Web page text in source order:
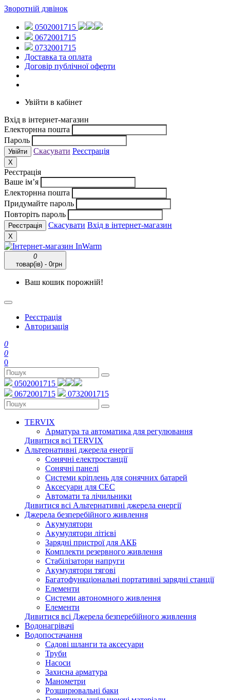
Зворотній дзвінок
0502001715
0672001715
0732001715
Доставка та оплата
Договір публічної оферти
Увійти в кабінет
Вхід в інтернет-магазин
Електорнна пошта
Пароль
Скасувати Реєстрація
X
Реєстрація
Ваше ім’я
Електорнна пошта
Придумайте пароль
Повторіть пароль
Скасувати Вхід в інтернет-магазин
X
0
товар(ів) - 0грн
Ваш кошик порожній!
Реєстрація
Авторизація
0
0
0
0502001715
0672001715
0732001715
TERVIX
Арматура та автоматика для регулювання
Дивитися всі TERVIX
Альтернативні джерела енергії
Сонячні електростанції
Сонячні панелі
Системи кріплень для сонячних батарей
Аксесуари для СЕС
Автомати та лічильники
Дивитися всі Альтернативні джерела енергії
Джерела безперебійного живлення
Акумулятори
Акумулятори літієві
Зарядні пристрої для АКБ
Комплекти резервного живлення
Стабілізатори напруги
Акумулятори тягові
Багатофункціональні портативні зарядні станції
Елементи
Системи автономного живлення
Елементи
Дивитися всі Джерела безперебійного живлення
Водонагрівачі
Водопостачання
Садові шланги та аксесуари
Труби
Насоси
Захисна арматура
Манометри
Розширювальні баки